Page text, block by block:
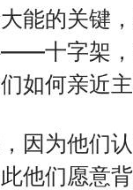
能的关键
十字架
如何亲近
因为他们
他们愿意